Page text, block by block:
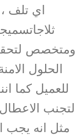
اي تلف
ومتخصص
الحلول
للعميل كما
لتجنب
مثل انه يجب